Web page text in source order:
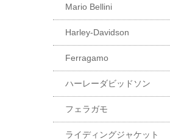
Mario Bellini
Harley-Davidson
Ferragamo
ハーレーダビッドソン
フェラガモ
ライディングジャケット